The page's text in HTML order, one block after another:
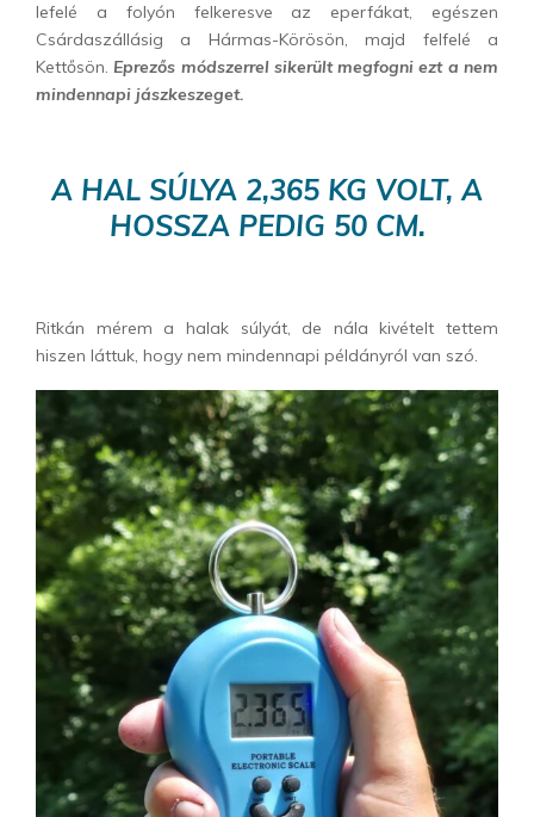
lefelé a folyón felkeresve az eperfákat, egészen
Csárdaszállásig a Hármas-Körösön, majd felfelé a
Kettősön. Eprezős módszerrel sikerült megfogni ezt a nem
mindennapi jászkeszeget.
A HAL SÚLYA 2,365 KG VOLT, A
HOSSZA PEDIG 50 CM.
Ritkán mérem a halak súlyát, de nála kivételt tettem
hiszen láttuk, hogy nem mindennapi példányról van szó.